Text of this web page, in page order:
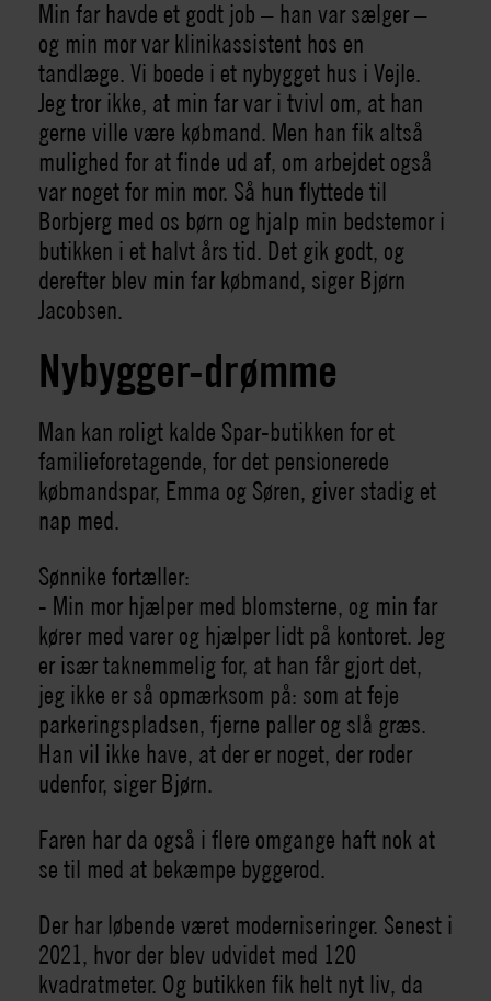
Min far havde et godt job – han var sælger –
og min mor var klinikassistent hos en
tandlæge. Vi boede i et nybygget hus i Vejle.
Jeg tror ikke, at min far var i tvivl om, at han
gerne ville være købmand. Men han fik altså
mulighed for at finde ud af, om arbejdet også
var noget for min mor. Så hun flyttede til
Borbjerg med os børn og hjalp min bedstemor i
butikken i et halvt års tid. Det gik godt, og
derefter blev min far købmand, siger Bjørn
Jacobsen.
Nybygger-drømme
Man kan roligt kalde Spar-butikken for et
familieforetagende, for det pensionerede
købmandspar, Emma og Søren, giver stadig et
nap med.
Sønnike fortæller:
- Min mor hjælper med blomsterne, og min far
kører med varer og hjælper lidt på kontoret. Jeg
er især taknemmelig for, at han får gjort det,
jeg ikke er så opmærksom på: som at feje
parkeringspladsen, fjerne paller og slå græs.
Han vil ikke have, at der er noget, der roder
udenfor, siger Bjørn.
Faren har da også i flere omgange haft nok at
se til med at bekæmpe byggerod.
Der har løbende været moderniseringer. Senest i
2021, hvor der blev udvidet med 120
kvadratmeter. Og butikken fik helt nyt liv, da